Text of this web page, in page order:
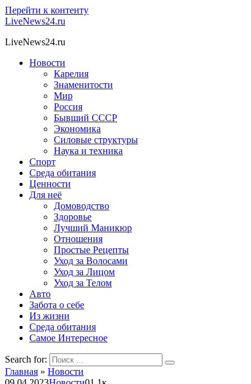
Перейти к контенту
LiveNews24.ru
LiveNews24.ru
Новости
Карелия
Знаменитости
Мир
Россия
Бывший СССР
Экономика
Силовые структуры
Наука и техника
Спорт
Среда обитания
Ценности
Для неё
Домоводство
Здоровье
Лучший Маникюр
Отношения
Простые Рецепты
Уход за Волосами
Уход за Лицом
Уход за Телом
Авто
Забота о себе
Из жизни
Среда обитания
Самое Интересное
Search for:
Главная » Новости